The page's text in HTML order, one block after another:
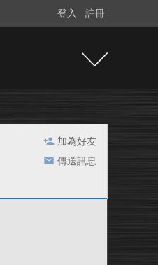
登入 註冊
加為好友
傳送訊息